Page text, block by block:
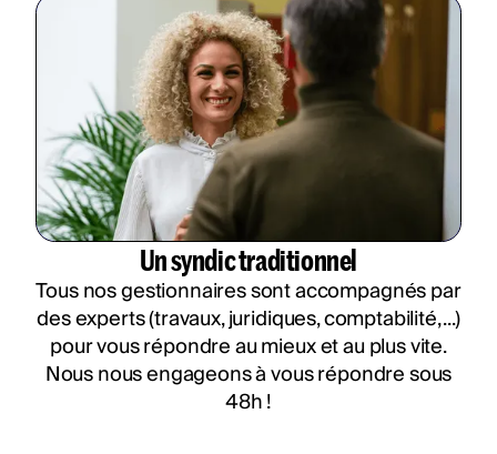
Un syndic traditionnel
Tous nos gestionnaires sont accompagnés par
des experts (travaux, juridiques, comptabilité, ...)
pour vous répondre au mieux et au plus vite.
Nous nous engageons à vous répondre sous
48h !